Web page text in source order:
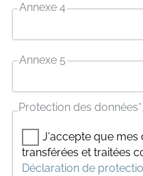
Annexe 4
Annexe 5
Protection des données*
J'accepte que mes
transférées et traitées
Déclaration de